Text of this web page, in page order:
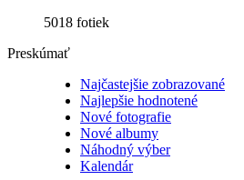
5018 fotiek
Preskúmať
Najčastejšie zobrazované
Najlepšie hodnotené
Nové fotografie
Nové albumy
Náhodný výber
Kalendár